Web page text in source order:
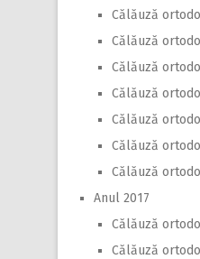
Călăuză
Călăuză
Călăuză
Călăuză
Călăuză
Călăuză
Călăuză
Anul 2017
Călăuză
Călăuză